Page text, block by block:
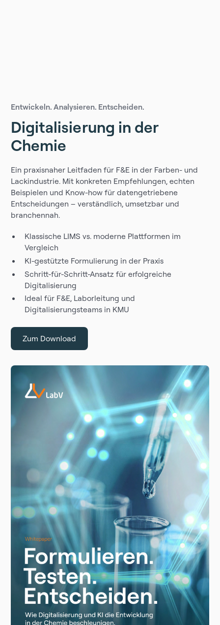
Entwickeln. Analysieren. Entscheiden.
Digitalisierung in der
Chemie
Ein praxisnaher Leitfaden für F&E in der Farben- und
Lackindustrie. Mit konkreten Empfehlungen, echten
Beispielen und Know-how für datengetriebene
Entscheidungen – verständlich, umsetzbar und
branchennah.
Klassische LIMS vs. moderne Plattformen im
Vergleich
KI-gestützte Formulierung in der Praxis
Schritt-für-Schritt-Ansatz für erfolgreiche
Digitalisierung
Ideal für F&E, Laborleitung und
Digitalisierungsteams in KMU
Zum Download